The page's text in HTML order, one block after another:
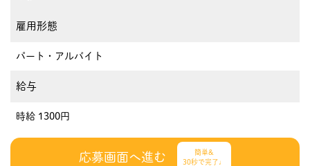
雇用形態
パート・アルバイト
給与
時給 1300円
応募画面へ進む
簡単&
30秒で完了♩